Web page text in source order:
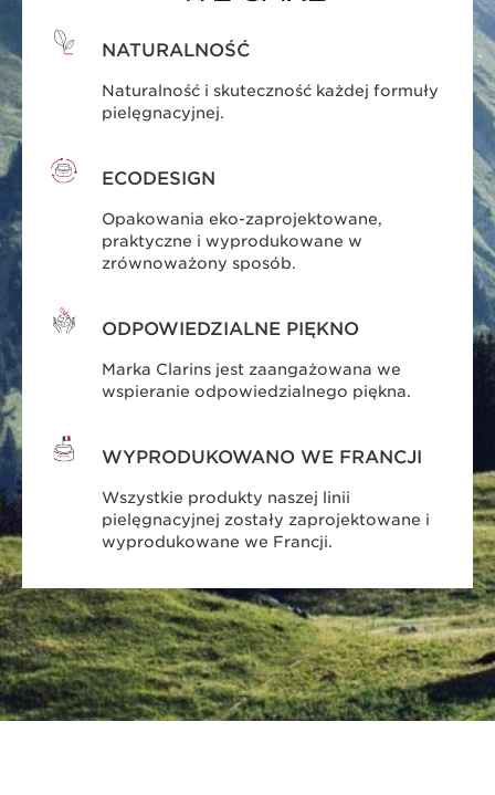
NATURALNOŚĆ
Naturalność i skuteczność każdej formuły
pielęgnacyjnej.
ECODESIGN
Opakowania eko-zaprojektowane,
praktyczne i wyprodukowane w
zrównoważony sposób.
ODPOWIEDZIALNE PIĘKNO
Marka Clarins jest zaangażowana we
wspieranie odpowiedzialnego piękna.
WYPRODUKOWANO WE FRANCJI
Wszystkie produkty naszej linii
pielęgnacyjnej zostały zaprojektowane i
wyprodukowane we Francji.